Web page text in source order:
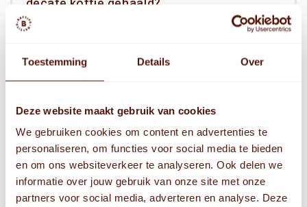
Toestemming Details Over
Deze website maakt gebruik van cookies
We gebruiken cookies om content en advertenties te
personaliseren, om functies voor social media te bieden
en om ons websiteverkeer te analyseren. Ook delen we
informatie over jouw gebruik van onze site met onze
partners voor social media, adverteren en analyse. Deze
decafé koffie gehaald?
en Robusta koffiebonen?
Voor welke apparaten is de Gianni
decafé koffie geschikt?
Welke koffies kun je zetten met de
Gianni decafé koffie?